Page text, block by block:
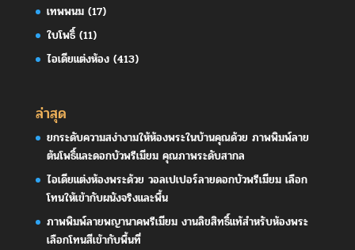
เทพพนม(17)
ใบโพธิ์(11)
ไอเดียแต่งห้อง(413)
ล่าสุด
ยกระดับความสง่างามให้ห้องพระในบ้านคุณด้วย ภาพพิมพ์ลาย
ต้นโพธิ์และดอกบัวพรีเมียม คุณภาพระดับสากล
ไอเดียแต่งห้องพระด้วย วอลเปเปอร์ลายดอกบัวพรีเมียม เลือก
โทนให้เข้ากับผนังจริงและพื้น
ภาพพิมพ์ลายพญานาคพรีเมียม งานลิขสิทธิ์แท้สำหรับห้องพระ
เลือกโทนสีเข้ากับพื้นที่